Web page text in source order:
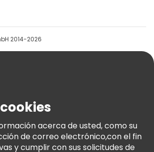
Legal
2014-2026
acerca de usted, como su
de correo electrónico,con el fin
y cumplir con sus solicitudes de